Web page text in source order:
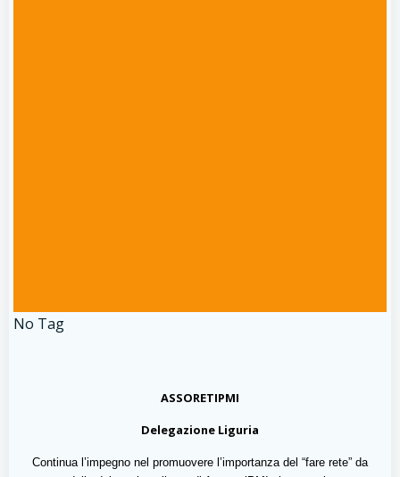
No Tag
ASSORETIPMI
Delegazione Liguria
Continua l’impegno nel promuovere l’importanza del “fare rete” da